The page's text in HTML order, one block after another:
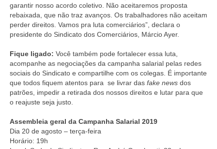
Saúde
Aplicativo Comerciários RJ
CIPA
BENEFÍCIOS
Sede social
Colônia de férias
Refeitórios
garantir nosso acordo coletivo. Não aceitaremos proposta
rebaixada, que não traz avanços. Os trabalhadores não aceitam
perder direitos. Vamos pra luta comerciários”, declara o
presidente do Sindicato dos Comerciários, Márcio Ayer.
Fique ligado: Você também pode fortalecer essa luta,
acompanhe as negociações da campanha salarial pelas redes
sociais do Sindicato e compartilhe com os colegas. É importante
que todos fiquem atentos para se livrar das fake news dos
patrões, impedir a retirada dos nossos direitos e lutar para que
o reajuste seja justo.
Assembleia geral da Campanha Salarial 2019
Dia 20 de agosto – terça-feira
Horário: 19h